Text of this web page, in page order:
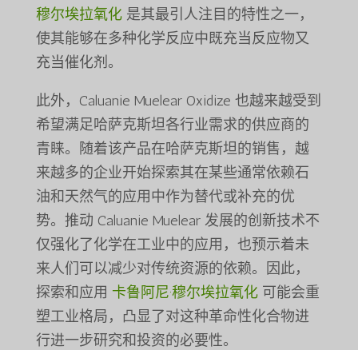
穆尔埃拉氧化是其最引人注目的特性之一，
使其能够在多种化学反应中既充当反应物又
充当催化剂。
此外，Caluanie Muelear Oxidize 也越来越受到
希望满足哈萨克斯坦各行业需求的供应商的
青睐。随着该产品在哈萨克斯坦的销售，越
来越多的企业开始探索其在某些通常依赖石
油和天然气的应用中作为替代或补充的优
势。推动 Caluanie Muelear 发展的创新技术不
仅强化了化学在工业中的应用，也预示着未
来人们可以减少对传统资源的依赖。因此，
探索和应用 卡鲁阿尼·穆尔埃拉氧化可能会重
塑工业格局，凸显了对这种革命性化合物进
行进一步研究和投资的必要性。